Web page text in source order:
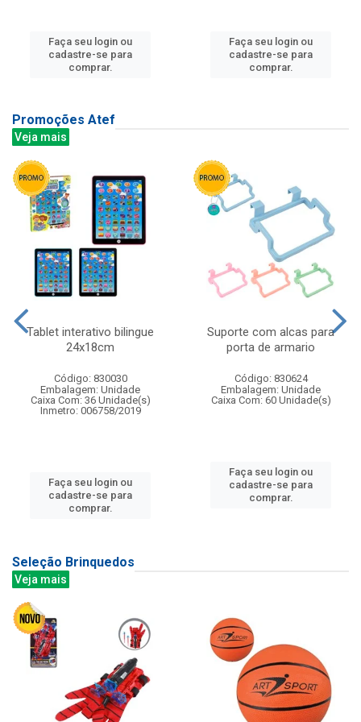
Faça seu login ou
cadastre-se para
comprar.
Faça seu login ou
cadastre-se para
comprar.
Promoções Atef
Veja mais
Tablet interativo bilingue
24x18cm
Código: 830030
Embalagem: Unidade
Caixa Com: 36 Unidade(s)
Inmetro: 006758/2019
Faça seu login ou
cadastre-se para
comprar.
Suporte com alcas para
porta de armario
Código: 830624
Embalagem: Unidade
Caixa Com: 60 Unidade(s)
Faça seu login ou
cadastre-se para
comprar.
Seleção Brinquedos
Veja mais